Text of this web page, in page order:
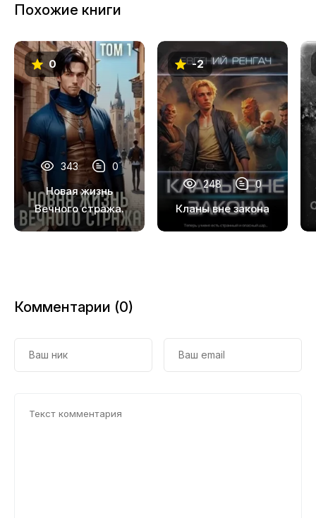
12
13
14
15
16
17
18
19
20
Похожие книги
0
343 0
Новая жизнь
Вечного стража.
Том 1
-2
248 0
Кланы вне закона
Комментарии (0)